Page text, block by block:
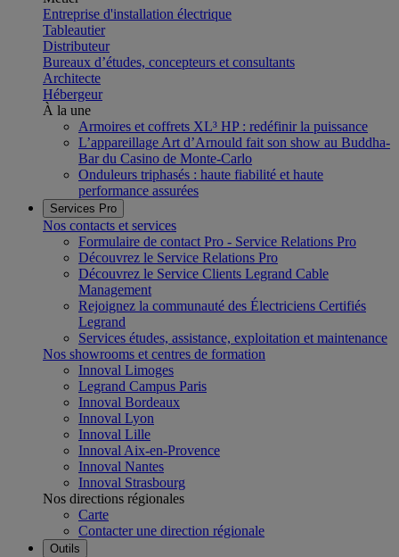
Entreprise d'installation électrique
Tableautier
Distributeur
Bureaux d’études, concepteurs et consultants
Architecte
Hébergeur
À la une
Armoires et coffrets XL³ HP : redéfinir la puissance
L’appareillage Art d’Arnould fait son show au Buddha-
Bar du Casino de Monte-Carlo
Onduleurs triphasés : haute fiabilité et haute
performance assurées
Services Pro
Nos contacts et services
Formulaire de contact Pro - Service Relations Pro
Découvrez le Service Relations Pro
Découvrez le Service Clients Legrand Cable
Management
Rejoignez la communauté des Électriciens Certifiés
Legrand
Services études, assistance, exploitation et maintenance
Nos showrooms et centres de formation
Innoval Limoges
Legrand Campus Paris
Innoval Bordeaux
Innoval Lyon
Innoval Lille
Innoval Aix-en-Provence
Innoval Nantes
Innoval Strasbourg
Nos directions régionales
Carte
Contacter une direction régionale
Outils